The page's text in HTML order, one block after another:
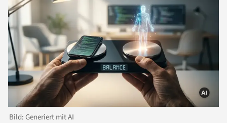
Bild: Generiert mit AI